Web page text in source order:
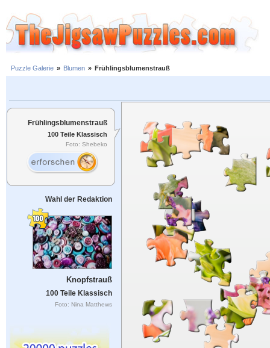
Puzzle Galerie » Blumen » Frühlingsblumenstrauß
Frühlingsblumenstrauß
100 Teile Klassisch
Foto: Shebeko
Wahl der Redaktion
Knopfstrauß
100 Teile Klassisch
Foto: Nina Matthews